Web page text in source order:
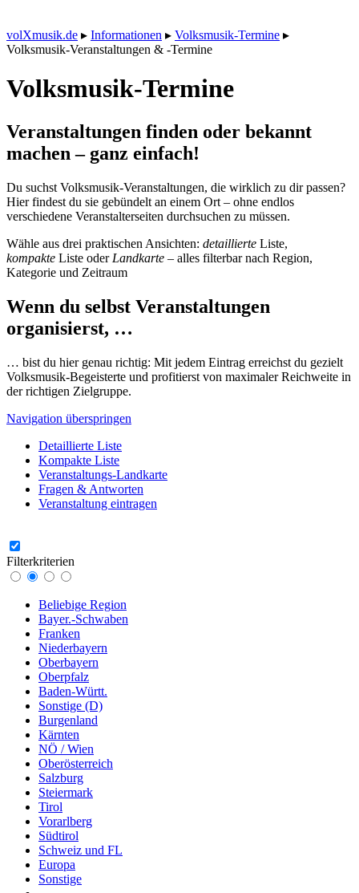
volXmusik.de ▸ Informationen ▸ Volksmusik-Termine ▸
Volksmusik-Veranstaltungen & -Termine
Volksmusik-Termine
Veranstaltungen finden oder bekannt
machen – ganz einfach!
Du suchst Volksmusik-Veranstaltungen, die wirklich zu dir passen?
Hier findest du sie gebündelt an einem Ort – ohne endlos
verschiedene Veranstalterseiten durchsuchen zu müssen.
Wähle aus drei praktischen Ansichten: detaillierte Liste,
kompakte Liste oder Landkarte – alles filterbar nach Region,
Kategorie und Zeitraum
Wenn du selbst Veranstaltungen
organisierst, …
… bist du hier genau richtig: Mit jedem Eintrag erreichst du gezielt
Volksmusik-Begeisterte und profitierst von maximaler Reichweite in
der richtigen Zielgruppe.
Navigation überspringen
Detaillierte Liste
Kompakte Liste
Veranstaltungs-Landkarte
Fragen & Antworten
Veranstaltung eintragen
Filterkriterien
Beliebige Region
Bayer.-Schwaben
Franken
Niederbayern
Oberbayern
Oberpfalz
Baden-Württ.
Sonstige (D)
Burgenland
Kärnten
NÖ / Wien
Oberösterreich
Salzburg
Steiermark
Tirol
Vorarlberg
Südtirol
Schweiz und FL
Europa
Sonstige